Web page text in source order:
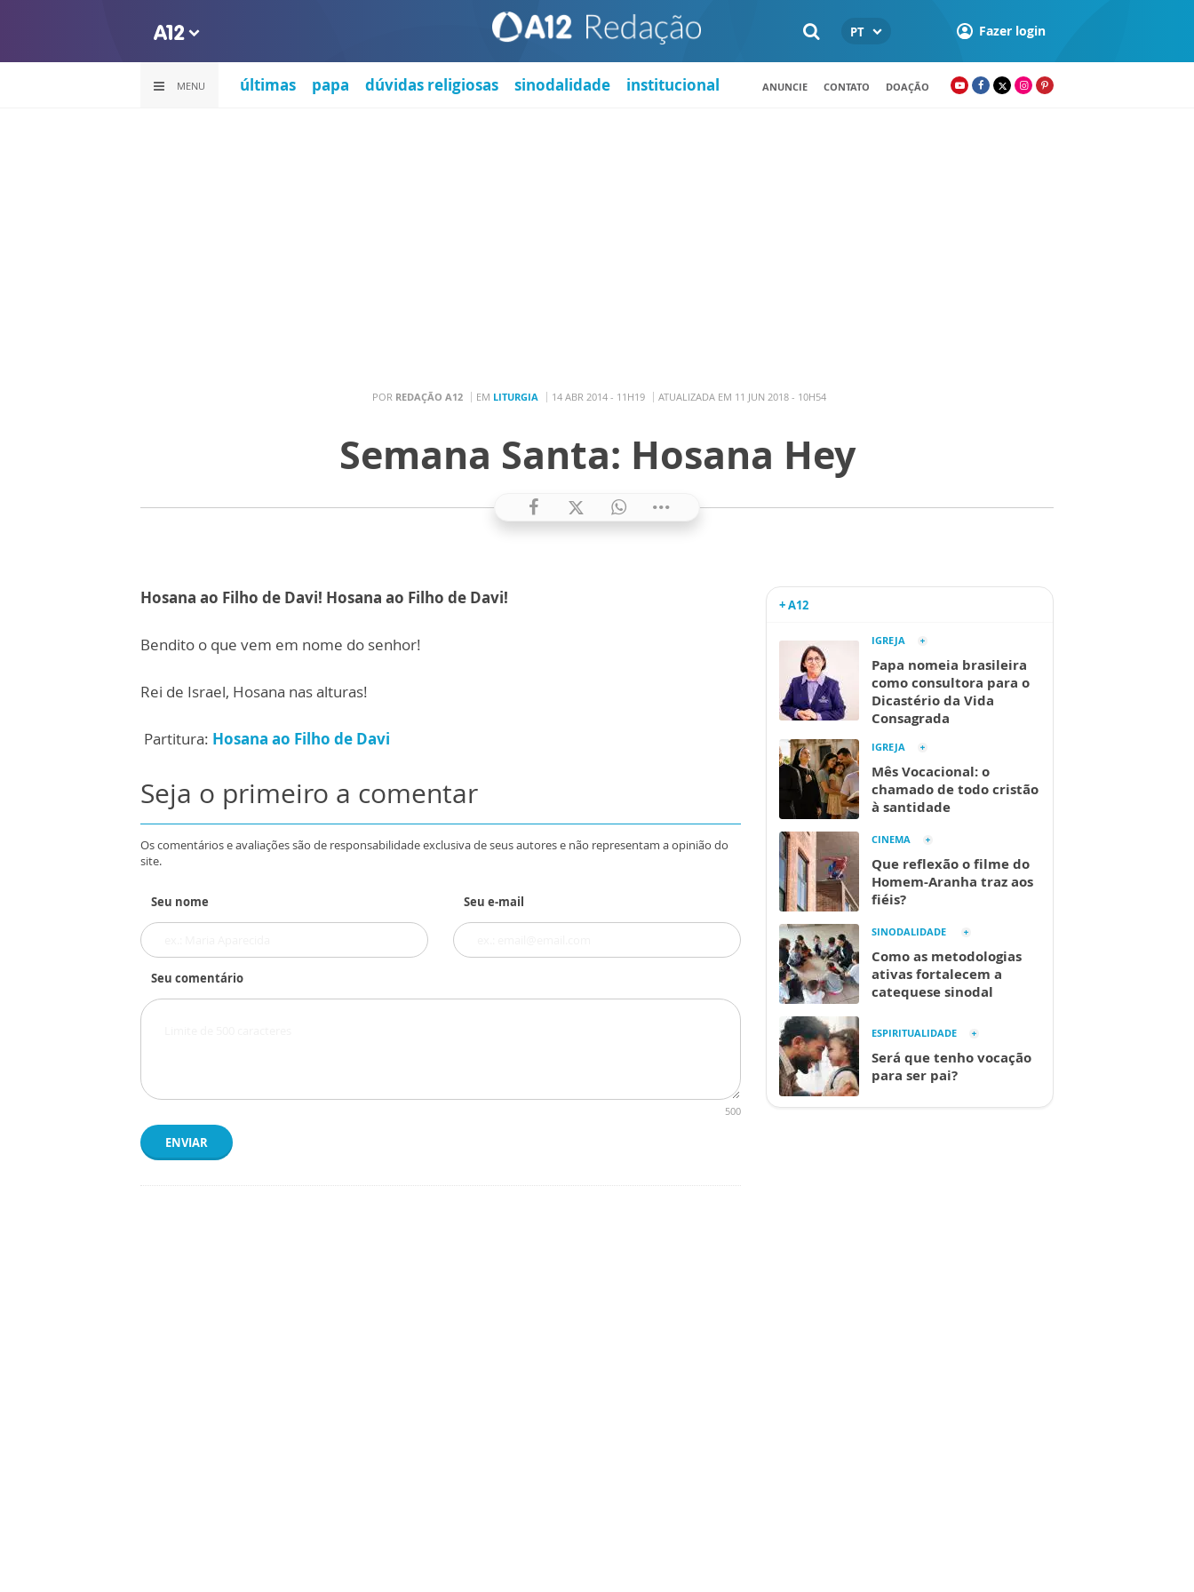
PT Fazer login
MENU últimas papa dúvidas religiosas sinodalidade institucional ANUNCIE CONTATO DOAÇÃO
POR REDAÇÃO A12 EM LITURGIA 14 ABR 2014 - 11H19 ATUALIZADA EM 11 JUN 2018 - 10H54
Semana Santa: Hosana Hey
Hosana ao Filho de Davi! Hosana ao Filho de Davi!
Bendito o que vem em nome do senhor!
Rei de Israel, Hosana nas alturas!
Partitura: Hosana ao Filho de Davi
Seja o primeiro a comentar
Os comentários e avaliações são de responsabilidade exclusiva de seus autores e não representam a opinião do
site.
Seu nome Seu e-mail
Seu comentário
500
ENVIAR
+ A12
IGREJA
Papa nomeia brasileira
como consultora para o
Dicastério da Vida
Consagrada
IGREJA
Mês Vocacional: o
chamado de todo cristão
à santidade
CINEMA
Que reflexão o filme do
Homem-Aranha traz aos
fiéis?
SINODALIDADE
Como as metodologias
ativas fortalecem a
catequese sinodal
ESPIRITUALIDADE
Será que tenho vocação
para ser pai?